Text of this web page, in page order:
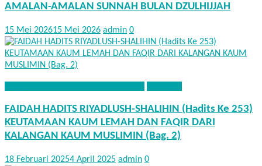
AMALAN-AMALAN SUNNAH BULAN DZULHIJJAH
15 Mei 202615 Mei 2026 admin 0
FAIDAH HADITS RIYADLUSH-SHALIHIN (Hadits Ke 253)
KEUTAMAAN KAUM LEMAH DAN FAQIR DARI
KALANGAN KAUM MUSLIMIN (Bag. 2)
18 Februari 20254 April 2025 admin 0